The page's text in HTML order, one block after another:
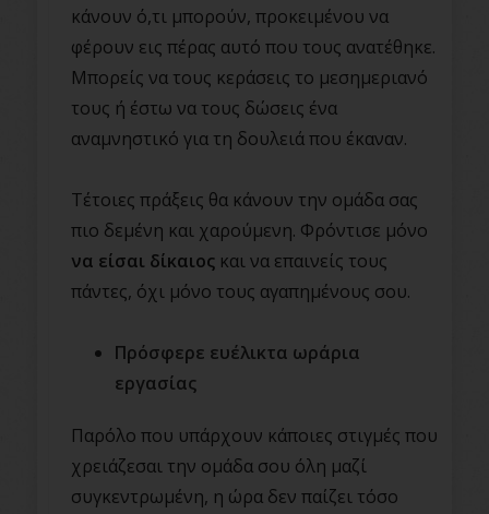
κάνουν ό,τι μπορούν, προκειμένου να
φέρουν εις πέρας αυτό που τους ανατέθηκε.
Μπορείς να τους κεράσεις το μεσημεριανό
τους ή έστω να τους δώσεις ένα
αναμνηστικό για τη δουλειά που έκαναν.
Τέτοιες πράξεις θα κάνουν την ομάδα σας
πιο δεμένη και χαρούμενη. Φρόντισε μόνο
να είσαι δίκαιος και να επαινείς τους
πάντες, όχι μόνο τους αγαπημένους σου.
Πρόσφερε ευέλικτα ωράρια
εργασίας
Παρόλο που υπάρχουν κάποιες στιγμές που
χρειάζεσαι την ομάδα σου όλη μαζί
συγκεντρωμένη, η ώρα δεν παίζει τόσο